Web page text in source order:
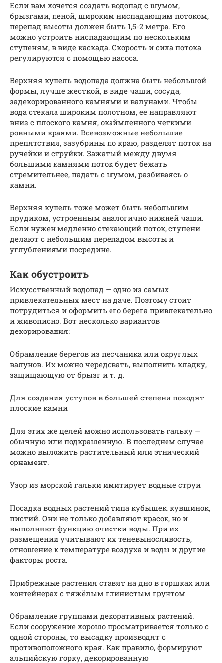
Если вам хочется создать водопад с шумом,
брызгами, пеной, широким ниспадающим потоком,
перепад высоты должен быть 1,5-2 метра. Его
можно устроить ниспадающим по нескольким
ступеням, в виде каскада. Скорость и сила потока
регулируются с помощью насоса.
Верхняя купель водопада должна быть небольшой
формы, лучше жесткой, в виде чаши, сосуда,
задекорированного камнями и валунами. Чтобы
вода стекала широким полотном, ее направляют
вниз с плоского камня, окаймленного четкими
ровными краями. Всевозможные небольшие
препятствия, зазубрины по краю, разделят поток на
ручейки и струйки. Зажатый между двумя
большими камнями поток будет бежать
стремительнее, падать с шумом, разбиваясь о
камни.
Верхняя купель тоже может быть небольшим
прудиком, устроенным аналогично нижней чаши.
Если нужен медленно стекающий поток, ступени
делают с небольшим перепадом высоты и
углублениями посредине.
Как обустроить
Искусственный водопад — одно из самых
привлекательных мест на даче. Поэтому стоит
потрудиться и оформить его берега привлекательно
и живописно. Вот несколько вариантов
декорирования:
Обрамление берегов из песчаника или округлых
валунов. Их можно чередовать, выполнить кладку,
защищающую от брызг и т. д.
Для создания уступов в большей степени походят
плоские камни
Для этих же целей можно использовать гальку —
обычную или подкрашенную. В последнем случае
можно выложить растительный или этнический
орнамент.
Узор из морской гальки имитирует водные струи
Посадка водных растений типа кубышек, кувшинок,
пистий. Они не только добавляют красок, но и
выполняют функцию очистки воды. При их
размещении учитывают их теневыносливость,
отношение к температуре воздуха и воды и другие
факторы роста.
Прибрежные растения ставят на дно в горшках или
контейнерах с тяжёлым глинистым грунтом
Обрамление группами декоративных растений.
Если сооружение хорошо просматривается только с
одной стороны, то высадку производят с
противоположного края. Как правило, формируют
альпийскую горку, декорированную